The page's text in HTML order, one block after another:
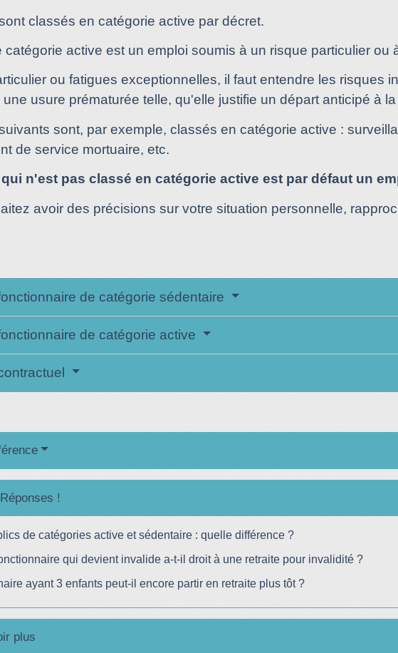
classés en catégorie active par décret.
catégorie active est un emploi soumis à un risque particulier ou
ou fatigues exceptionnelles, il faut entendre les risques
usure prématurée telle, qu'elle justifie un départ anticipé à la
sont, par exemple, classés en catégorie active :
de service mortuaire, etc.
n'est pas classé en catégorie active est par défaut un
avoir des précisions sur votre situation personnelle,
de catégorie sédentaire
de catégorie active
!
de catégories active et sédentaire : quelle différence ?
qui devient invalide a-t-il droit à une retraite pour invalidité ?
ayant 3 enfants peut-il encore partir en retraite plus tôt ?
plus